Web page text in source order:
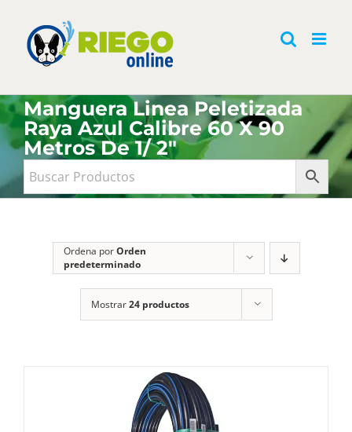
contenido
Manguera Linea Peletizada
Raya Azul Calibre 60 X 90
Metros De 1/ 2"
Ordena porOrden
predeterminado
Mostrar24 productos